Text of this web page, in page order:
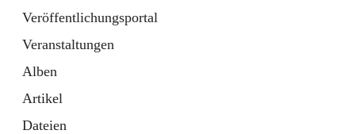
Veröffentlichungsportal
Veranstaltungen
Alben
Artikel
Dateien